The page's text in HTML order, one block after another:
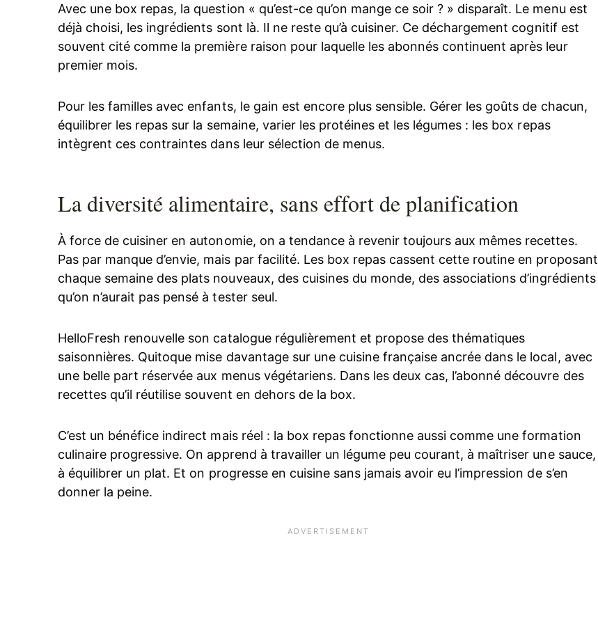
Avec une box repas, la question « qu’est-ce qu’on mange ce soir ? » disparaît. Le menu est
déjà choisi, les ingrédients sont là. Il ne reste qu’à cuisiner. Ce déchargement cognitif est
souvent cité comme la première raison pour laquelle les abonnés continuent après leur
premier mois.
Pour les familles avec enfants, le gain est encore plus sensible. Gérer les goûts de chacun,
équilibrer les repas sur la semaine, varier les protéines et les légumes : les box repas
intègrent ces contraintes dans leur sélection de menus.
La diversité alimentaire, sans effort de planification
À force de cuisiner en autonomie, on a tendance à revenir toujours aux mêmes recettes.
Pas par manque d’envie, mais par facilité. Les box repas cassent cette routine en proposant
chaque semaine des plats nouveaux, des cuisines du monde, des associations d’ingrédients
qu’on n’aurait pas pensé à tester seul.
HelloFresh renouvelle son catalogue régulièrement et propose des thématiques
saisonnières. Quitoque mise davantage sur une cuisine française ancrée dans le local, avec
une belle part réservée aux menus végétariens. Dans les deux cas, l’abonné découvre des
recettes qu’il réutilise souvent en dehors de la box.
C’est un bénéfice indirect mais réel : la box repas fonctionne aussi comme une formation
culinaire progressive. On apprend à travailler un légume peu courant, à maîtriser une sauce,
à équilibrer un plat. Et on progresse en cuisine sans jamais avoir eu l’impression de s’en
donner la peine.